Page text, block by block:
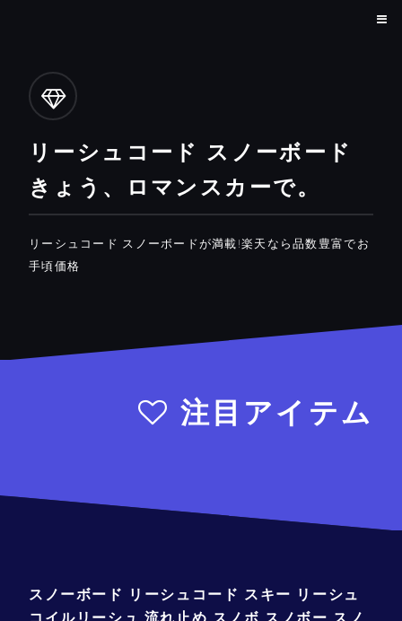
リーシュコード スノーボード
きょう、ロマンスカーで。
リーシュコード スノーボードが満載!楽天なら品数豊富でお
手頃価格
注目アイテム
スノーボード リーシュコード スキー リーシュ